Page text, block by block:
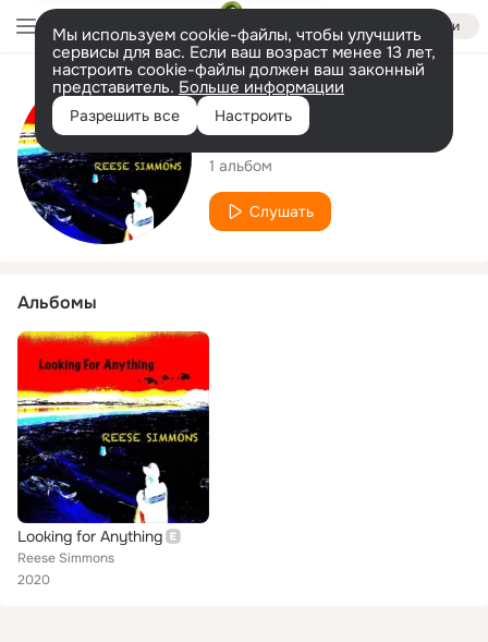
Войти
Мы используем cookie-файлы, чтобы улучшить
сервисы для вас. Если ваш возраст менее 13 лет,
настроить cookie-файлы должен ваш законный
представитель. Больше информации
Разрешить все Настроить
Исполнитель
Reese Simmons
1 альбом
Слушать
Альбомы
Looking for Anything
Reese Simmons
2020